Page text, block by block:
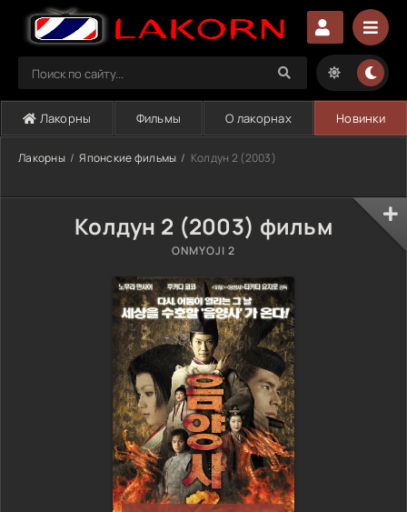
Лакорны Фильмы О лакорнах Новинки
Лакорны Японские фильмы Колдун 2 (2003)
Колдун 2 (2003) фильм
ONMYOJI 2